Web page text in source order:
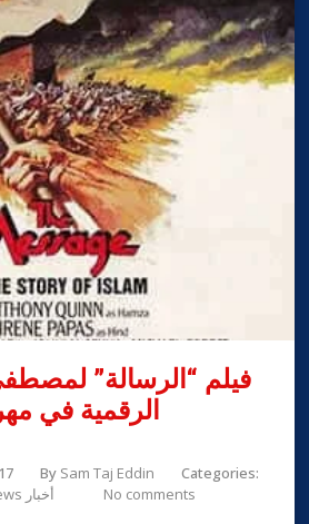
فيلم “الرسالة”
By Sam Taj Eddin
Categories:
News أخبار No comments